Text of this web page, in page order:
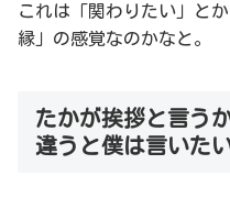
これは「関わりたい」と
縁」の感覚なのかなと。
たかが挨拶と言う
違うと僕は言いたい